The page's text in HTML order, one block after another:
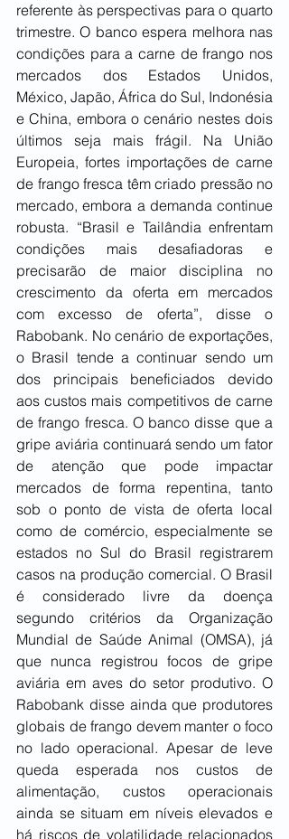
referente às perspectivas para o quarto
trimestre. O banco espera melhora nas
condições para a carne de frango nos
mercados dos Estados Unidos,
México, Japão, África do Sul, Indonésia
e China, embora o cenário nestes dois
últimos seja mais frágil. Na União
Europeia, fortes importações de carne
de frango fresca têm criado pressão no
mercado, embora a demanda continue
robusta. “Brasil e Tailândia enfrentam
condições mais desafiadoras e
precisarão de maior disciplina no
crescimento da oferta em mercados
com excesso de oferta”, disse o
Rabobank. No cenário de exportações,
o Brasil tende a continuar sendo um
dos principais beneficiados devido
aos custos mais competitivos de carne
de frango fresca. O banco disse que a
gripe aviária continuará sendo um fator
de atenção que pode impactar
mercados de forma repentina, tanto
sob o ponto de vista de oferta local
como de comércio, especialmente se
estados no Sul do Brasil registrarem
casos na produção comercial. O Brasil
é considerado livre da doença
segundo critérios da Organização
Mundial de Saúde Animal (OMSA), já
que nunca registrou focos de gripe
aviária em aves do setor produtivo. O
Rabobank disse ainda que produtores
globais de frango devem manter o foco
no lado operacional. Apesar de leve
queda esperada nos custos de
alimentação, custos operacionais
ainda se situam em níveis elevados e
há riscos de volatilidade relacionados